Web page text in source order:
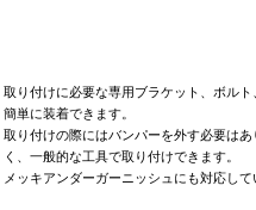
取り付けに必要な専用ブラケット、ボル
簡単に装着できます。
取り付けの際にはバンパーを外す必要は
く、一般的な工具で取り付けできます。
メッキアンダーガーニッシュにも対応し